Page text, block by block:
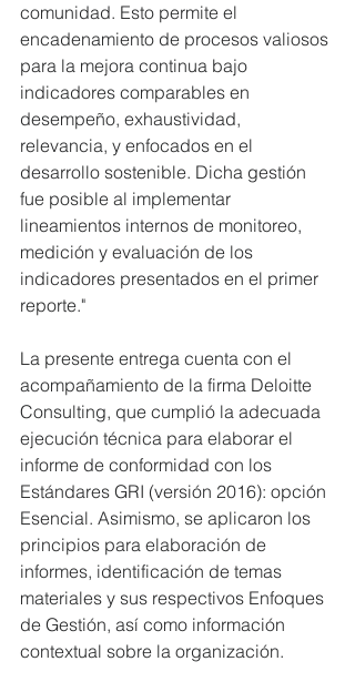
comunidad. Esto permite el
encadenamiento de procesos valiosos
para la mejora continua bajo
indicadores comparables en
desempeño, exhaustividad,
relevancia, y enfocados en el
desarrollo sostenible. Dicha gestión
fue posible al implementar
lineamientos internos de monitoreo,
medición y evaluación de los
indicadores presentados en el primer
reporte."
La presente entrega cuenta con el
acompañamiento de la firma Deloitte
Consulting, que cumplió la adecuada
ejecución técnica para elaborar el
informe de conformidad con los
Estándares GRI (versión 2016): opción
Esencial. Asimismo, se aplicaron los
principios para elaboración de
informes, identificación de temas
materiales y sus respectivos Enfoques
de Gestión, así como información
contextual sobre la organización.